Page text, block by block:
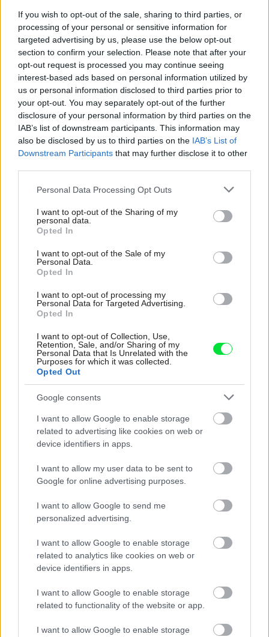
If you wish to opt-out of the sale, sharing to third parties, or
processing of your personal or sensitive information for
targeted advertising by us, please use the below opt-out
section to confirm your selection. Please note that after your
opt-out request is processed you may continue seeing
interest-based ads based on personal information utilized by
us or personal information disclosed to third parties prior to
your opt-out. You may separately opt-out of the further
disclosure of your personal information by third parties on the
IAB’s list of downstream participants. This information may
also be disclosed by us to third parties on the IAB’s List of
Downstream Participants that may further disclose it to other
Please note that this website/app uses one or more Google
not limited to your visit or usage behaviour. You may click to
grant or deny consent to Google and its third-party tags to
use your data for below specified purposes in below Google
consent section.
Personal Data Processing Opt Outs
I want to opt-out of the Sharing of my
personal data.
Opted In
I want to opt-out of the Sale of my
Personal Data.
Opted In
I want to opt-out of processing my
Personal Data for Targeted Advertising.
Opted In
I want to opt-out of Collection, Use,
Retention, Sale, and/or Sharing of my
Personal Data that Is Unrelated with the
Purposes for which it was collected.
Opted Out
Google consents
I want to allow Google to enable storage
related to advertising like cookies on web or
device identifiers in apps.
I want to allow my user data to be sent to
Google for online advertising purposes.
I want to allow Google to send me
personalized advertising.
I want to allow Google to enable storage
related to analytics like cookies on web or
device identifiers in apps.
I want to allow Google to enable storage
related to functionality of the website or app.
I want to allow Google to enable storage
Bonus na záver
Umývadlá neslúžia len na umývanie rúk. Nalievame cez
ne vodu do váz, fliaš či pohárov, umývame si v ňom zuby
a niektorí si dokonca v ňom umyjeme aj vlasy.
Nezabúdajte preto myslieť na každý účel, pre ktorý budete
svoju umývadlovú batériu potrebovať.V sériách
Hansgrohe Logis a Focus si prídete na svoje aj v dizajne,
aj vo funkčnosti.
6
Kategória: Kúpeľňa, WC
Tagy: